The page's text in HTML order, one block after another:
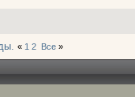
« 1 2 Все »